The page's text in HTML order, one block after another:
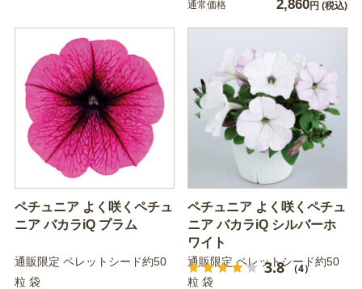
通常価格 2,860円 (税込)
ペチュニア よく咲くペチュ
ニア バカラiQ プラム
通販限定 ペレットシード約50
粒 袋
ペチュニア よく咲くペチュ
ニア バカラiQ シルバーホ
ワイト
3.8 （4）
通販限定 ペレットシード約50
粒 袋